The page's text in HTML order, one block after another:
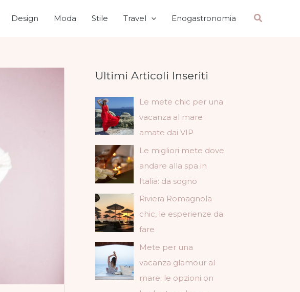
Design Moda Stile Travel Enogastronomia Cerca
Ultimi Articoli Inseriti
Le mete chic per una
vacanza al mare
amate dai VIP
Le migliori mete dove
andare alla spa in
Italia: da sogno
Riviera Romagnola
chic, le esperienze da
fare
Mete per una
vacanza glamour al
mare: le opzioni on